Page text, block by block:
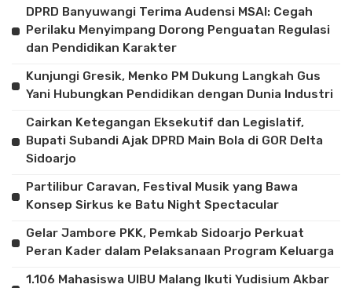
DPRD Banyuwangi Terima Audensi MSAI: Cegah
Perilaku Menyimpang Dorong Penguatan Regulasi
dan Pendidikan Karakter
Kunjungi Gresik, Menko PM Dukung Langkah Gus
Yani Hubungkan Pendidikan dengan Dunia Industri
Cairkan Ketegangan Eksekutif dan Legislatif,
Bupati Subandi Ajak DPRD Main Bola di GOR Delta
Sidoarjo
Partilibur Caravan, Festival Musik yang Bawa
Konsep Sirkus ke Batu Night Spectacular
Gelar Jambore PKK, Pemkab Sidoarjo Perkuat
Peran Kader dalam Pelaksanaan Program Keluarga
1.106 Mahasiswa UIBU Malang Ikuti Yudisium Akbar